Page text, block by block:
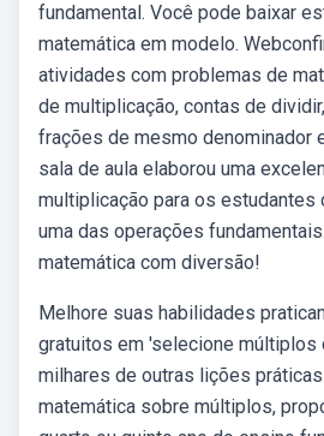
fundamental. Você pode baixar
matemática em modelo.
atividades com problemas de
de multiplicação, contas de
frações de mesmo denominador
sala de aula elaborou uma
multiplicação para os estudantes
uma das operações
matemática com diversão!
Melhore suas habilidades
gratuitos em 'selecione múltiplos
milhares de outras lições
matemática sobre múltiplos,